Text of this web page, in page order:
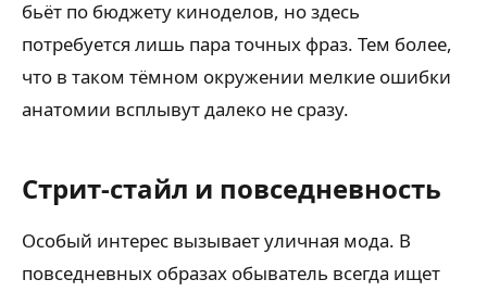
бьёт по бюджету киноделов, но здесь
потребуется лишь пара точных фраз. Тем более,
что в таком тёмном окружении мелкие ошибки
анатомии всплывут далеко не сразу.
Стрит-стайл и повседневность
Особый интерес вызывает уличная мода. В
повседневных образах обыватель всегда ищет